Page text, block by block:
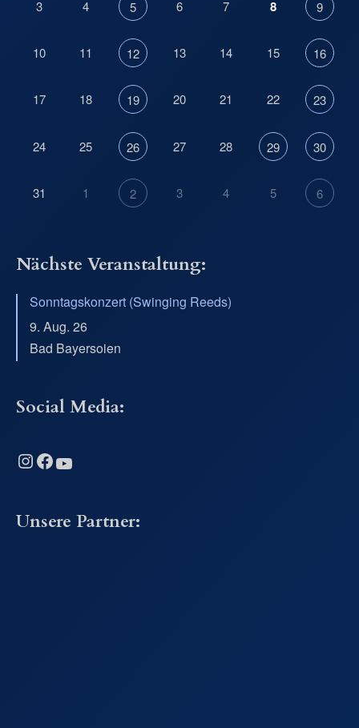
3 4 5 6 7 8 9
10 11 12 13 14 15 16
17 18 19 20 21 22 23
24 25 26 27 28 29 30
31 1 2 3 4 5 6
Nächste Veranstaltung:
Sonntagskonzert (Swinging Reeds)
9. Aug. 26
Bad Bayersoien
Social Media:
Instagram Facebook YouTube
Unsere Partner: